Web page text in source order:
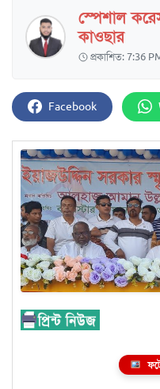
স্পেশাল
কাওছার
প্রকাশিত: 7:36
Facebook